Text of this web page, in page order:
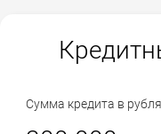
Сумма кредита в